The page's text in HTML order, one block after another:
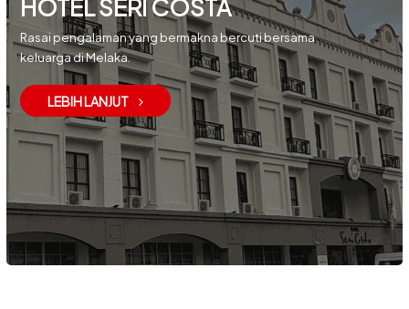
Rasai pengalaman yang bermakna bercuti bersama
keluarga di Melaka.
LEBIH LANJUT